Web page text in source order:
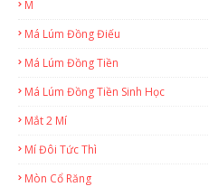
M
Má Lúm Đồng Điếu
Má Lúm Đồng Tiền
Má Lúm Đồng Tiền Sinh Học
Mắt 2 Mí
Mí Đôi Tức Thì
Mòn Cổ Răng